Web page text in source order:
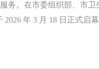
务。在市委组织部、市卫
年 3 月 18 日正式启